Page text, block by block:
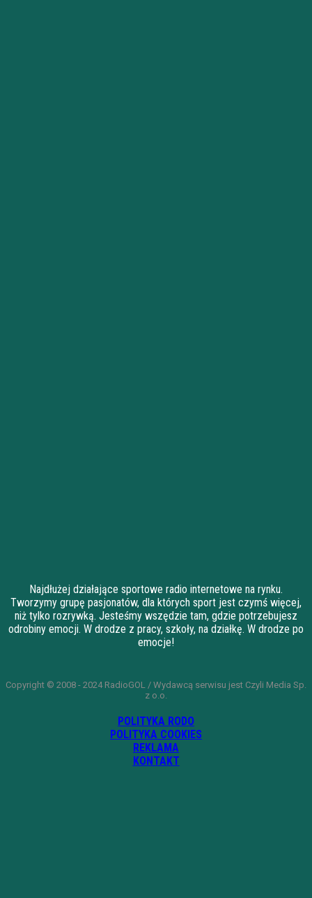
Najdłużej działające sportowe radio internetowe na rynku.
Tworzymy grupę pasjonatów, dla których sport jest czymś więcej,
niż tylko rozrywką. Jesteśmy wszędzie tam, gdzie potrzebujesz
odrobiny emocji. W drodze z pracy, szkoły, na działkę. W drodze po
emocje!
Copyright © 2008 - 2024 RadioGOL / Wydawcą serwisu jest Czyli Media Sp.
z o.o.
POLITYKA RODO
POLITYKA COOKIES
REKLAMA
KONTAKT